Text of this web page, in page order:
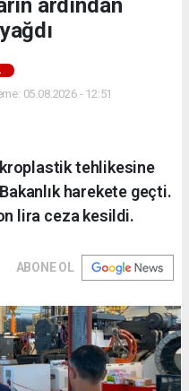
ardından
05.08.2026 - 12:51
tehlikesine
harekete geçti.
lira ceza kesildi.
ABONE OL